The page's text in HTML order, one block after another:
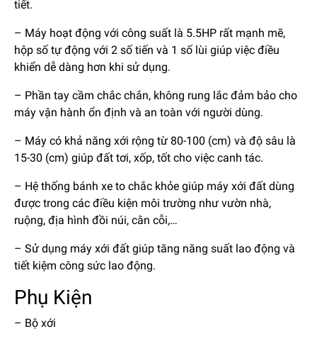
tiết.
– Máy hoạt động với công suất là 5.5HP rất mạnh mẽ,
hộp số tự động với 2 số tiến và 1 số lùi giúp việc điều
khiển dễ dàng hơn khi sử dụng.
– Phần tay cầm chắc chắn, không rung lắc đảm bảo cho
máy vận hành ổn định và an toàn với người dùng.
– Máy có khả năng xới rộng từ 80-100 (cm) và độ sâu là
15-30 (cm) giúp đất tơi, xốp, tốt cho việc canh tác.
– Hệ thống bánh xe to chắc khỏe giúp máy xới đất dùng
được trong các điều kiện môi trường như vườn nhà,
ruộng, địa hình đồi núi, cằn cỗi,…
– Sử dụng máy xới đất giúp tăng năng suất lao động và
tiết kiệm công sức lao động.
Phụ Kiện
– Bộ xới